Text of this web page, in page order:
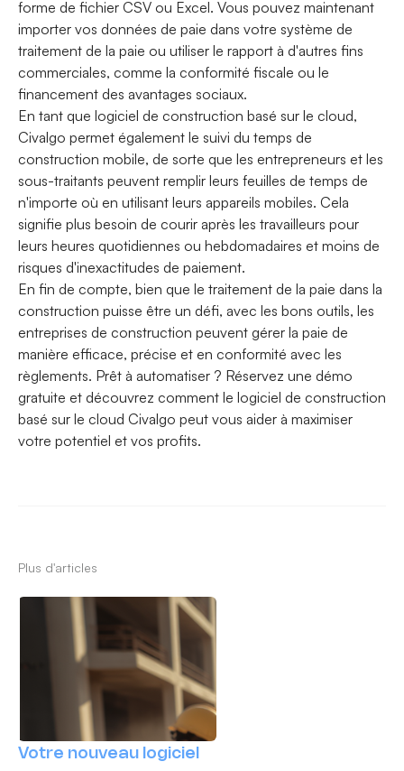
forme de fichier CSV ou Excel. Vous pouvez maintenant
importer vos données de paie dans votre système de
traitement de la paie ou utiliser le rapport à d'autres fins
commerciales, comme la conformité fiscale ou le
financement des avantages sociaux.
En tant que logiciel de construction basé sur le cloud,
Civalgo permet également le suivi du temps de
construction mobile, de sorte que les entrepreneurs et les
sous-traitants peuvent remplir leurs feuilles de temps de
n'importe où en utilisant leurs appareils mobiles. Cela
signifie plus besoin de courir après les travailleurs pour
leurs heures quotidiennes ou hebdomadaires et moins de
risques d'inexactitudes de paiement.
En fin de compte, bien que le traitement de la paie dans la
construction puisse être un défi, avec les bons outils, les
entreprises de construction peuvent gérer la paie de
manière efficace, précise et en conformité avec les
règlements. Prêt à automatiser ? Réservez une démo
gratuite et découvrez comment le logiciel de construction
basé sur le cloud Civalgo peut vous aider à maximiser
votre potentiel et vos profits.
Plus d'articles
Votre nouveau logiciel